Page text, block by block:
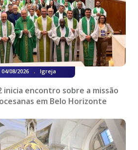
04/08/2026 . Igreja
inicia encontro sobre a missão
em Belo Horizonte